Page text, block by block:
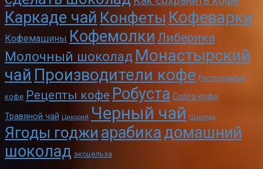
Каркаде чай Конфеты Кофеварки
Кофемашины Кофемолки Либерика
Молочный шоколад Монастырский
чай Производители кофе Растворимый
кофе Рецепты кофе Робуста Сорта кофе
Травяной чай Цикорий Черный чай Шоколад
Ягоды годжи арабикадомашний
шоколад эксцельза